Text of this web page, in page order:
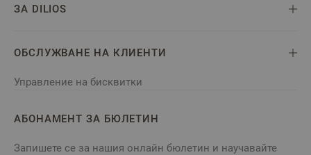
ЗА DILIOS
ОБСЛУЖВАНЕ НА КЛИЕНТИ
Управление на бисквитки
АБОНАМЕНТ ЗА БЮЛЕТИН
Запишете се за нашия онлайн бюлетин и научавайте